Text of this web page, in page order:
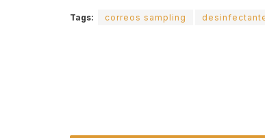
Tags: correos sampling